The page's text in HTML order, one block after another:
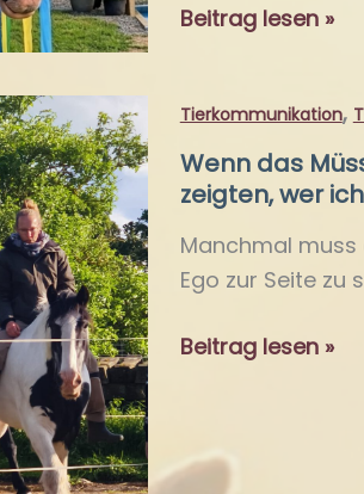
Wenn
Therapie
ineinanderfließen
Beitrag lesen »
Tierkommunikation,
Wenn das
zeigten, wer
Manchmal
Ego zur Seite zu
Wenn
Beitrag lesen »